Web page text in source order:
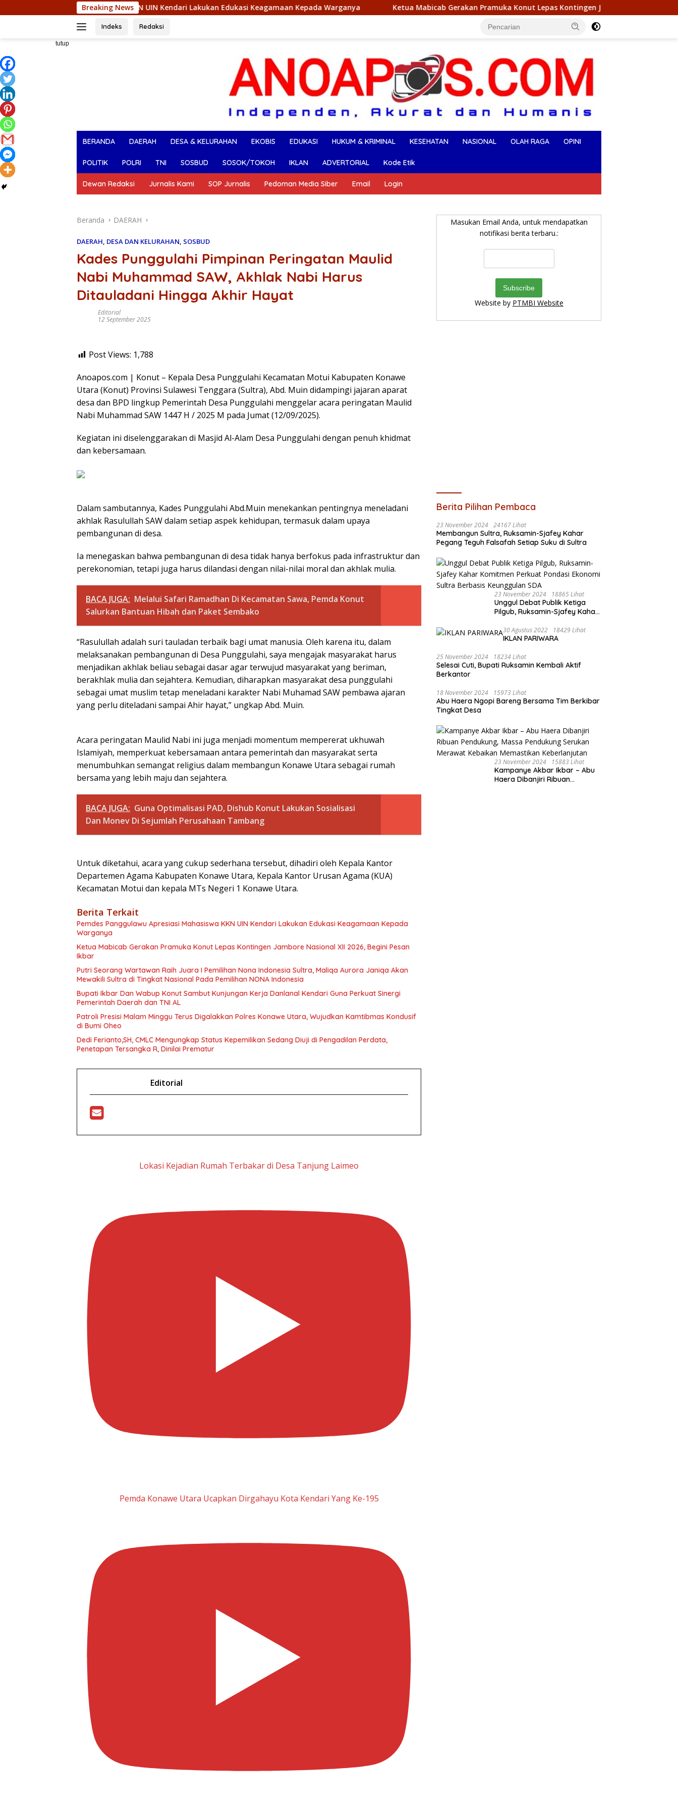
ke
Breaking News
Mahasiswa KKN UIN Kendari Lakukan Edukasi Keagamaan Kepada Warganya Ketua Mabicab Gerakan Pramuka Konut Lepas Kontingen Jambore Nasional XII 2026, Begini Pesan
Indeks Redaksi
tutup
BERANDA DAERAH DESA & KELURAHAN EKOBIS EDUKASI HUKUM & KRIMINAL KESEHATAN NASIONAL OLAH RAGA OPINI
POLITIK POLRI TNI SOSBUD SOSOK/TOKOH IKLAN ADVERTORIAL Kode Etik
Dewan Redaksi Jurnalis Kami SOP Jurnalis Pedoman Media Siber Email Login
Beranda DAERAH
DAERAH, DESA DAN KELURAHAN, SOSBUD
Kades Punggulahi Pimpinan Peringatan Maulid
Nabi Muhammad SAW, Akhlak Nabi Harus
Ditauladani Hingga Akhir Hayat
Editorial
12 September 2025
Post Views: 1,788
Anoapos.com | Konut – Kepala Desa Punggulahi Kecamatan Motui Kabupaten Konawe
Utara (Konut) Provinsi Sulawesi Tenggara (Sultra), Abd. Muin didampingi jajaran aparat
desa dan BPD lingkup Pemerintah Desa Punggulahi menggelar acara peringatan Maulid
Nabi Muhammad SAW 1447 H / 2025 M pada Jumat (12/09/2025).
Kegiatan ini diselenggarakan di Masjid Al-Alam Desa Punggulahi dengan penuh khidmat
dan kebersamaan.
Dalam sambutannya, Kades Punggulahi Abd.Muin menekankan pentingnya meneladani
akhlak Rasulullah SAW dalam setiap aspek kehidupan, termasuk dalam upaya
pembangunan di desa.
Ia menegaskan bahwa pembangunan di desa tidak hanya berfokus pada infrastruktur dan
perekonomian, tetapi juga harus dilandasi dengan nilai-nilai moral dan akhlak mulia.
BACA JUGA: Melalui Safari Ramadhan Di Kecamatan Sawa, Pemda Konut
Salurkan Bantuan Hibah dan Paket Sembako
“Rasulullah adalah suri tauladan terbaik bagi umat manusia. Oleh karena itu, dalam
melaksanakan pembangunan di Desa Punggulahi, saya mengajak masyarakat harus
menjadikan akhlak beliau sebagai dasar agar terwujud masyarakat yang beriman,
berakhlak mulia dan sejahtera. Kemudian, diharapkan masyarakat desa punggulahi
sebagai umat muslim tetap meneladani karakter Nabi Muhamad SAW pembawa ajaran
yang perlu diteladani sampai Ahir hayat,” ungkap Abd. Muin.
Acara peringatan Maulid Nabi ini juga menjadi momentum mempererat ukhuwah
Islamiyah, memperkuat kebersamaan antara pemerintah dan masyarakat serta
menumbuhkan semangat religius dalam membangun Konawe Utara sebagai rumah
bersama yang lebih maju dan sejahtera.
BACA JUGA: Guna Optimalisasi PAD, Dishub Konut Lakukan Sosialisasi
Dan Monev Di Sejumlah Perusahaan Tambang
Untuk diketahui, acara yang cukup sederhana tersebut, dihadiri oleh Kepala Kantor
Departemen Agama Kabupaten Konawe Utara, Kepala Kantor Urusan Agama (KUA)
Kecamatan Motui dan kepala MTs Negeri 1 Konawe Utara.
Berita Terkait
Pemdes Panggulawu Apresiasi Mahasiswa KKN UIN Kendari Lakukan Edukasi Keagamaan Kepada
Warganya
Ketua Mabicab Gerakan Pramuka Konut Lepas Kontingen Jambore Nasional XII 2026, Begini Pesan
Ikbar
Putri Seorang Wartawan ‎Raih Juara I Pemilihan Nona Indonesia Sultra, Maliqa Aurora Janiqa Akan
Mewakili Sultra di Tingkat Nasional Pada Pemilihan NONA Indonesia
Bupati Ikbar Dan Wabup Konut Sambut Kunjungan Kerja Danlanal Kendari Guna Perkuat Sinergi
Pemerintah Daerah dan TNI AL
Patroli Presisi Malam Minggu Terus Digalakkan Polres Konawe Utara, Wujudkan Kamtibmas Kondusif
di Bumi Oheo
Dedi Ferianto,SH, CMLC Mengungkap Status Kepemilikan Sedang Diuji di Pengadilan Perdata,
Penetapan Tersangka R, Dinilai Prematur
Editorial
Lokasi Kejadian Rumah Terbakar di Desa Tanjung Laimeo
Pemda Konawe Utara Ucapkan Dirgahayu Kota Kendari Yang Ke-195
Masukan Email Anda, untuk mendapatkan
notifikasi berita terbaru.:
Website by PTMBI Website
Berita Pilihan Pembaca
23 November 2024 24167 Lihat
Membangun Sultra, Ruksamin-Sjafey Kahar
Pegang Teguh Falsafah Setiap Suku di Sultra
23 November 2024 18865 Lihat
Unggul Debat Publik Ketiga
Pilgub, Ruksamin-Sjafey Kahar
Ekonomi Sultra Berbasis
Keunggulan SDA
30 Agustus 2022 18429 Lihat
IKLAN PARIWARA
25 November 2024 18234 Lihat
Selesai Cuti, Bupati Ruksamin Kembali Aktif
Berkantor
18 November 2024 15973 Lihat
Abu Haera Ngopi Bareng Bersama Tim Berkibar
Tingkat Desa
23 November 2024 15883 Lihat
Kampanye Akbar Ikbar – Abu
Haera Dibanjiri Ribuan